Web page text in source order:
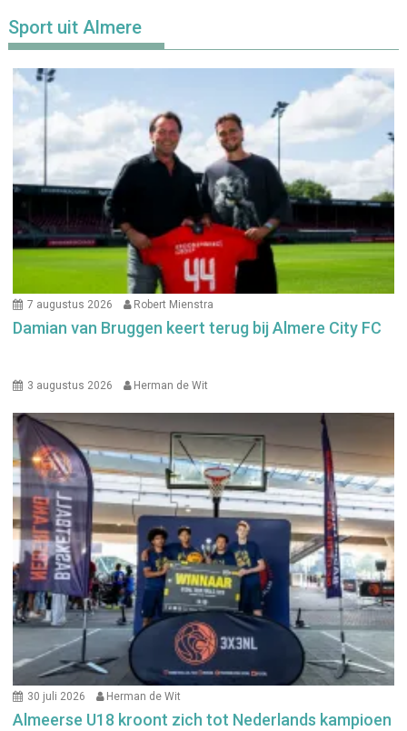
Sport uit Almere
7 augustus 2026 Robert Mienstra
Damian van Bruggen keert terug bij Almere City FC
3 augustus 2026 Herman de Wit
30 juli 2026 Herman de Wit
Almeerse U18 kroont zich tot Nederlands kampioen